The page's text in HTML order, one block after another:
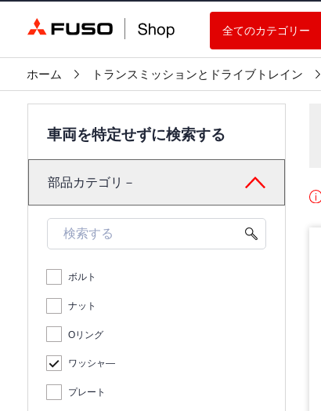
全てのカテゴリー
ホーム トランスミッションとドライブトレイン
車両を特定せずに検索する
部品カテゴリ－
ボルト
ナット
Oリング
ワッシャ―
プレート